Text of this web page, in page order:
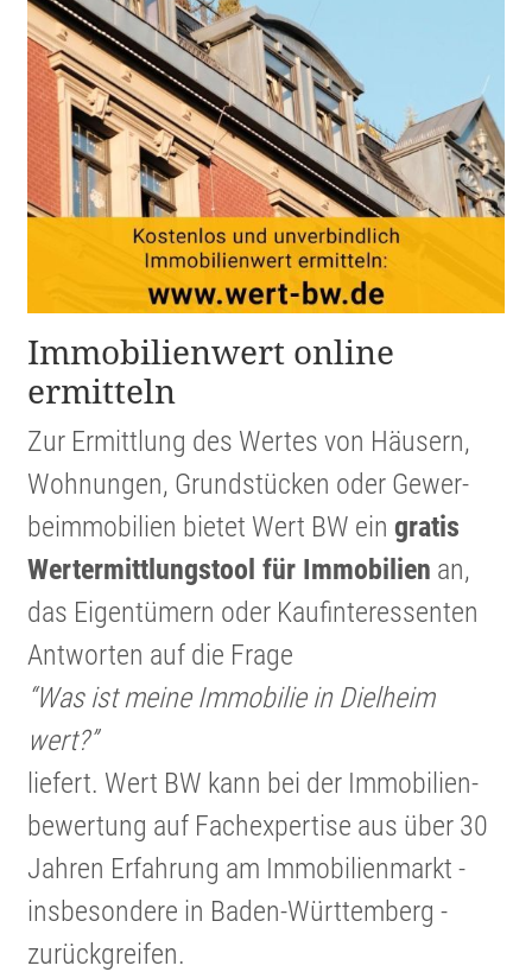
Immobi­li­en­wert online
ermitteln
Zur Ermitt­lung des Wertes von Häusern,
Wohnungen, Grund­stücken oder Gewer­
beim­mo­bi­lien bietet Wert BW ein gratis
Werter­mitt­lungs­tool für Immobi­lien an,
das Eigen­tü­mern oder Kaufin­ter­es­senten
Antworten auf die Frage
“Was ist meine Immobilie in Dielheim
wert?”
liefert. Wert BW kann bei der Immobi­li­en­
be­wer­tung auf Fachex­per­tise aus über 30
Jahren Erfahrung am Immobi­li­en­markt -
insbe­son­dere in Baden-Württem­berg -
zurück­greifen.